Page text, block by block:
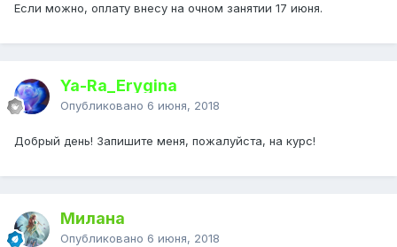
Если можно, оплату внесу на очном занятии 17 июня.
Ya-Ra_Erygina
Опубликовано 6 июня, 2018
Добрый день! Запишите меня, пожалуйста, на курс!
Милана
Опубликовано 6 июня, 2018